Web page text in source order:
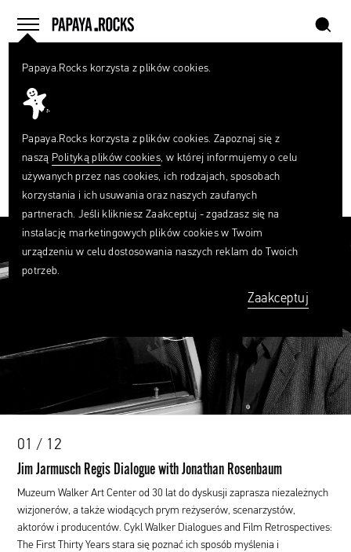
menu
home szukaj
PLAYLISTA
Walker Dialogues and Film Retrospectives:
The First Thirty Years
0
TWITTER PINTEREST MAIL
00:00
01 / 12
Jim Jarmusch Regis Dialogue with Jonathan Rosenbaum
Muzeum Walker Art Center od 30 lat do dyskusji zaprasza niezależnych
wizjonerów, a także wiodących prym reżyserów, scenarzystów,
aktorów i producentów. Cykl Walker Dialogues and Film Retrospectives:
The First Thirty Years stara się poznać ich sposób myślenia i
Papaya.Rocks korzysta z plików cookies.
Papaya.Rocks korzysta z plików cookies. Zapoznaj się z
naszą Polityką plików cookies, w której informujemy o celu
używanych przez nas cookies, ich rodzajach, sposobach
korzystania i ich usuwania oraz naszych zaufanych
partnerach. Jeśli klikniesz Zaakceptuj - zgadzasz się na
instalację marketingowych plików cookies w Twoim
urządzeniu w celu dostosowania naszych reklam do Twoich
potrzeb.
Zaakceptuj
Czego
szukasz?